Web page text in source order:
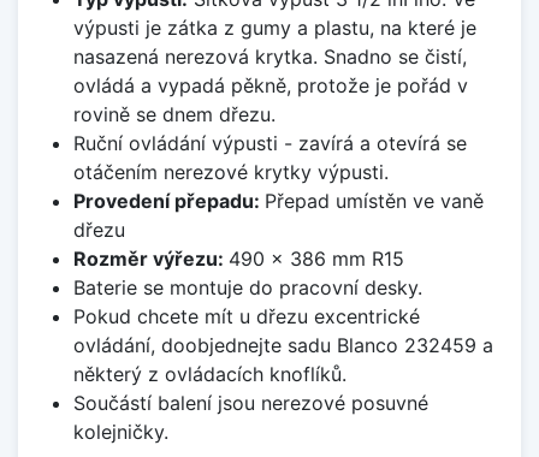
výpusti je zátka z gumy a plastu, na které je
nasazená nerezová krytka. Snadno se čistí,
ovládá a vypadá pěkně, protože je pořád v
rovině se dnem dřezu.
Ruční ovládání výpusti - zavírá a otevírá se
otáčením nerezové krytky výpusti.
Provedení přepadu: Přepad umístěn ve vaně
dřezu
Rozměr výřezu: 490 x 386 mm R15
Baterie se montuje do pracovní desky.
Pokud chcete mít u dřezu excentrické
ovládání, doobjednejte sadu Blanco 232459 a
některý z ovládacích knoflíků.
Součástí balení jsou nerezové posuvné
kolejničky.